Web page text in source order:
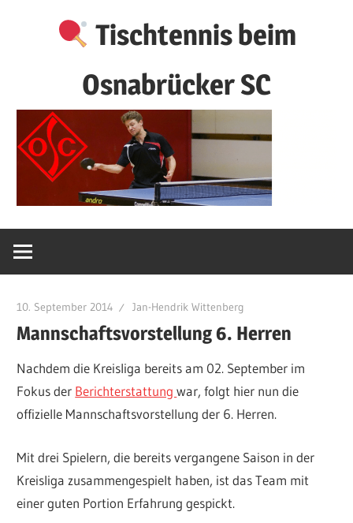
Tischtennis beim
Osnabrücker SC
10. September 2014 Jan-Hendrik Wittenberg
Mannschaftsvorstellung 6. Herren
Nachdem die Kreisliga bereits am 02. September im
Fokus der Berichterstattungwar, folgt hier nun die
offizielle Mannschaftsvorstellung der 6. Herren.
Mit drei Spielern, die bereits vergangene Saison in der
Kreisliga zusammengespielt haben, ist das Team mit
einer guten Portion Erfahrung gespickt.